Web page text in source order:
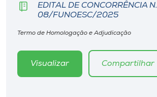
EDITAL DE CONCORRÊNCIA N.
08/FUNOESC/2025
Termo de Homologação e Adjudicação
Visualizar Compartilhar